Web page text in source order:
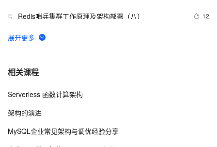
5 Redis哨兵集群工作原理及架构部署（八） 12
6 【AI系统】LLVM 架构设计和原理
7 深入Linux内核架构：操作系统的核心奥秘
8 Flutter Provider状态管理---MVVM架构实战
相关课程
Serverless 函数计算架构
架构的演进
MySQL企业常见架构与调优经验分享